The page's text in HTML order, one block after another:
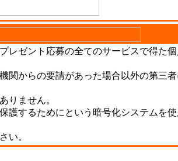
レゼント応募の全てのサービスで得た
関からの要請があった場合以外の第三
りません。
護するためにという暗号化システムを
い。